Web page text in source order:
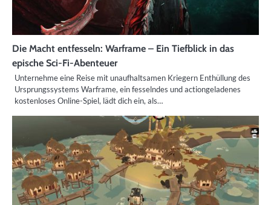
Die Macht entfesseln: Warframe – Ein Tiefblick in das
epische Sci-Fi-Abenteuer
Unternehme eine Reise mit unaufhaltsamen Kriegern Enthüllung des
Ursprungssystems Warframe, ein fesselndes und actiongeladenes
kostenloses Online-Spiel, lädt dich ein, als…